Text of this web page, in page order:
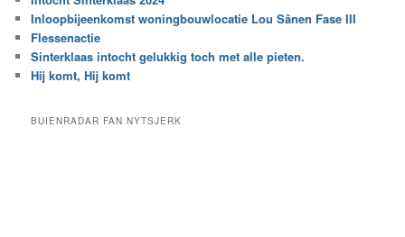
e
e
n
b
e
a
n
h
e
t
c
Inloopbijeenkomst woningbouwlocatie Lou Sânen Fase III
Flessenactie
Sinterklaas intocht gelukkig toch met alle pieten.
Hij komt, Hij komt
BUIENRADAR FAN NYTSJERK